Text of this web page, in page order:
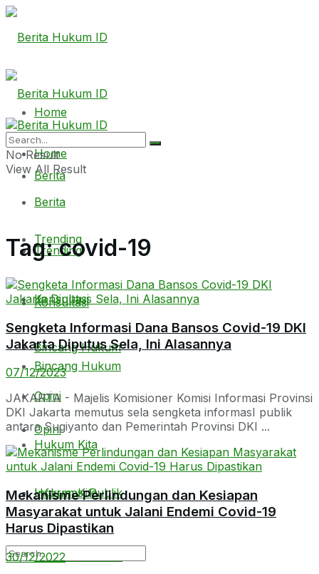
Home
Berita
Trending
Konsultasi
Bincang Hukum
Opini
Hukum Kita
Informasi Publik
Home
Berita
Trending
Konsultasi
Bincang Hukum
Opini
Hukum Kita
Informasi Publik
No Result
View All Result
Tag:covid-19
Sengketa Informasi Dana Bansos Covid-19 DKI
Jakarta Diputus Sela, Ini Alasannya
07/12/2023
JAKARTA - Majelis Komisioner Komisi Informasi Provinsi
DKI Jakarta memutus sela sengketa informasI publik
antara Sugiyanto dan Pemerintah Provinsi DKI ...
Mekanisme Perlindungan dan Kesiapan
Masyarakat untuk Jalani Endemi Covid-19
Harus Dipastikan
30/12/2022